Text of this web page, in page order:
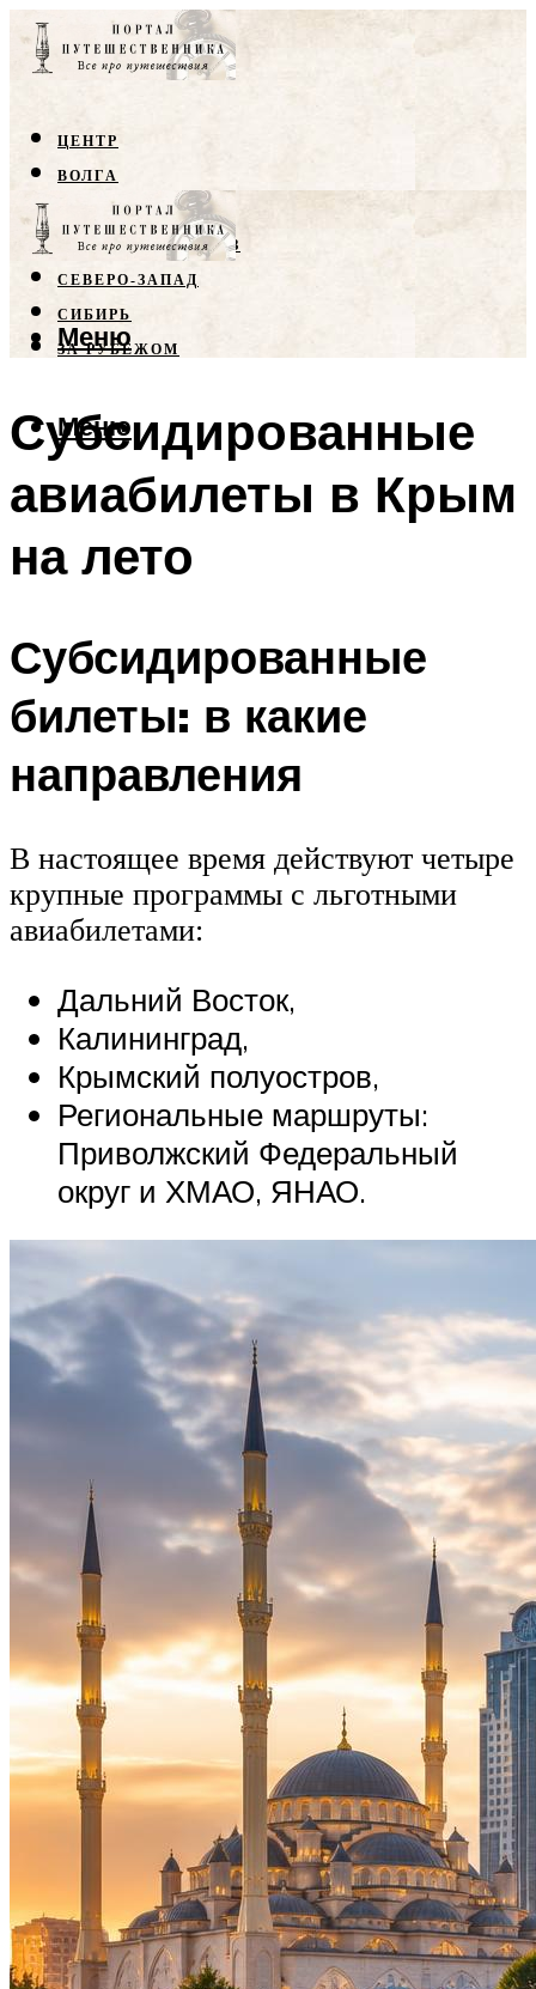
ЦЕНТР
ВОЛГА
КРЫМ
СЕВЕРНЫЙ КАВКАЗ
СЕВЕРО-ЗАПАД
СИБИРЬ
ЗА РУБЕЖОМ
Меню
Меню
Субсидированные
авиабилеты в Крым
на лето
Субсидированные
билеты: в какие
направления
В настоящее время действуют четыре
крупные программы с льготными
авиабилетами:
Дальний Восток,
Калининград,
Крымский полуостров,
Региональные маршруты:
Приволжский Федеральный
округ и ХМАО, ЯНАО.